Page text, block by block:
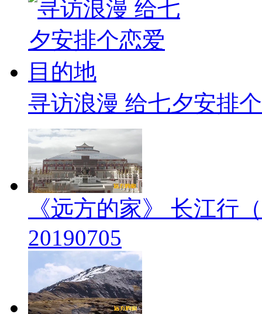
寻访浪漫 给七夕安排
《远方的家》 长江行
20190705